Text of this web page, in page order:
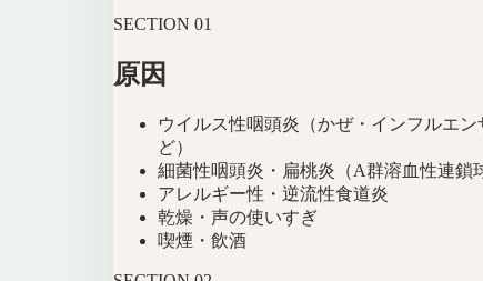
SECTION 01
原因
ウイルス性咽頭炎（かぜ・インフルエン
ど）
細菌性咽頭炎・扁桃炎（A群溶血性連鎖
アレルギー性・逆流性食道炎
乾燥・声の使いすぎ
喫煙・飲酒